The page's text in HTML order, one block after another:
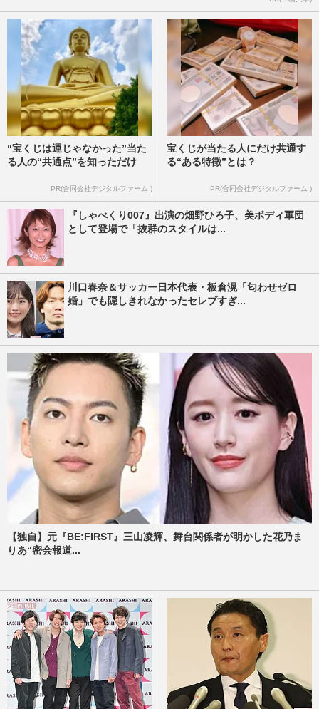
“宝くじは運じゃなかった”当た
る人の“共通点”を知っただけ
PR(合同会社デジタルファーム )
宝くじが当たる人にだけ共通す
る“ある特徴”とは？
PR(合同会社デジタルファーム )
『しゃべくり007』出演の畑野ひろ子、美ボディ軍団
として登場で「抜群のスタイルは...
川口春奈＆サッカー日本代表・板倉滉「匂わせゼロ
婚」でも隠しきれなかったセレブすぎ...
【独自】元『BE:FIRST』三山凌輝、舞台関係者が明かした花乃ま
りあ“密会報道...